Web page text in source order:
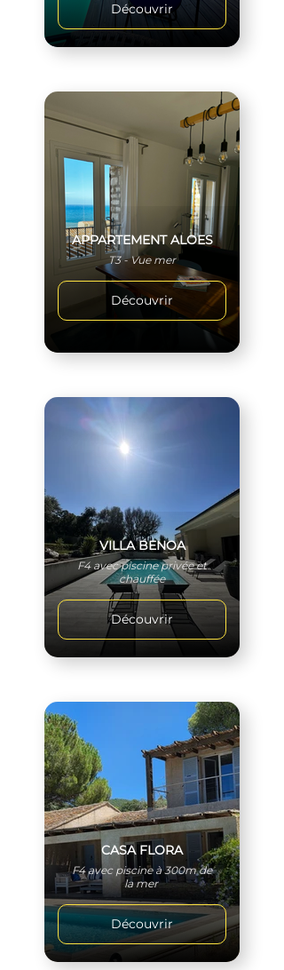
Découvrir
APPARTEMENT ALOES
T3 - Vue mer
Découvrir
VILLA BENOA
F4 avec piscine privée et
chauffée
Découvrir
CASA FLORA
F4 avec piscine à 300m de
la mer
Découvrir